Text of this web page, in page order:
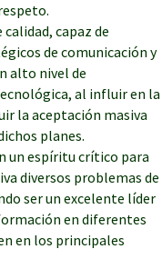
capaz de
de comunicación y
alto nivel de
al influir en la
la aceptación masiva
planes.
un espíritu crítico para
diversos problemas de
ser un excelente líder
en diferentes
en los principales